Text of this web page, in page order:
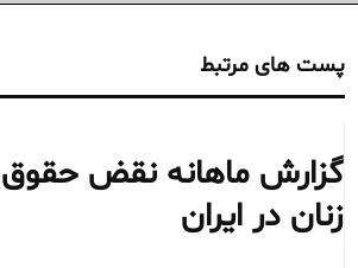
پست های مرتبط
گزارش ماهانه نقض حقوق
زنان در ایران